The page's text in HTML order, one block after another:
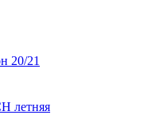
20/21
летняя